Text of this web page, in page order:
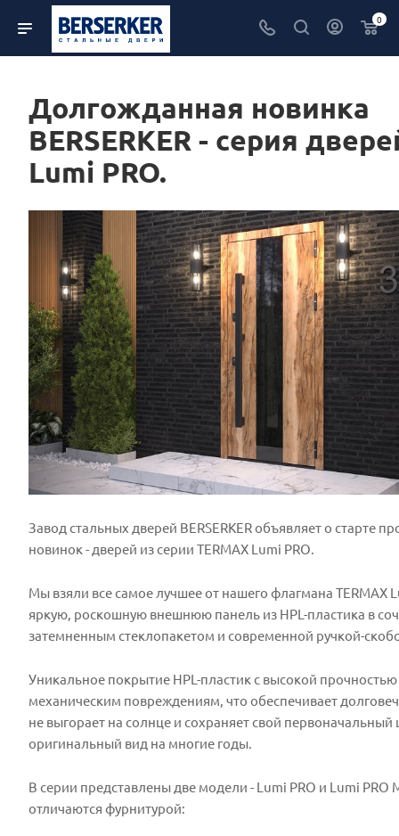
0
Долгожданная новинка
BERSERKER - серия
Lumi PRO.
Завод стальных дверей BERSERKER объявляет о старте
новинок - дверей из серии TERMAX Lumi PRO.
Мы взяли все самое лучшее от нашего флагмана TERMAX
яркую, роскошную внешнюю панель из HPL-пластика в
затемненным стеклопакетом и современной ручкой-
Уникальное покрытие HPL-пластик c высокой
механическим повреждениям, что обеспечивает
не выгорает на солнце и сохраняет свой первоначальный
оригинальный вид на многие годы.
В серии представлены две модели - Lumi PRO и Lumi PRO
отличаются фурнитурой: